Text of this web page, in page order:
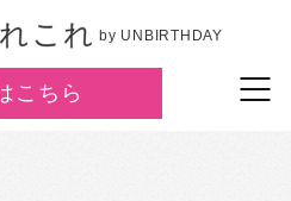
by UNBIRTHDAY
こちら